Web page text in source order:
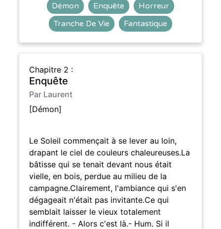
Démon Enquête
Horreur
Tranche De Vie
Fantastique
Chapitre 2 :
Enquête
Par Laurent
[Démon]
Le Soleil commençait à se lever au loin,
drapant le ciel de couleurs chaleureuses.La
bâtisse qui se tenait devant nous était
vielle, en bois, perdue au milieu de la
campagne.Clairement, l'ambiance qui s'en
dégageait n'était pas invitante.Ce qui
semblait laisser le vieux totalement
indifférent. - Alors c'est là.- Hum. Si il